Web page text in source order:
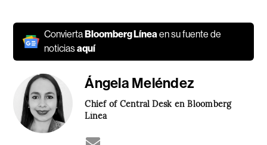
ConviertaBloomberg Líneaen su fuente de
noticiasaquí
Ángela Meléndez
Chief of Central Desk en Bloomberg
Línea